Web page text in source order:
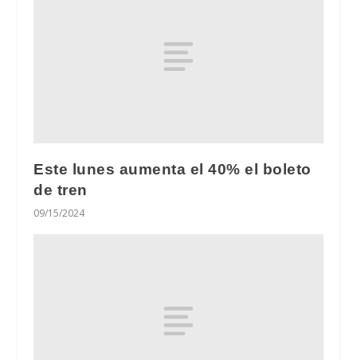
Este lunes aumenta el 40% el boleto
de tren
09/15/2024